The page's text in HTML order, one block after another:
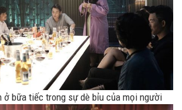
ở bữa tiếc trong sự dè bỉu của mọi người